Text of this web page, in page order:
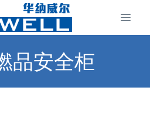
品安全柜